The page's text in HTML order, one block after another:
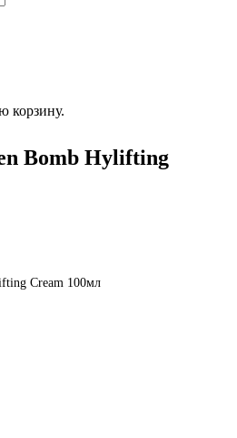
корзину.
Bomb Hylifting
Cream 100мл